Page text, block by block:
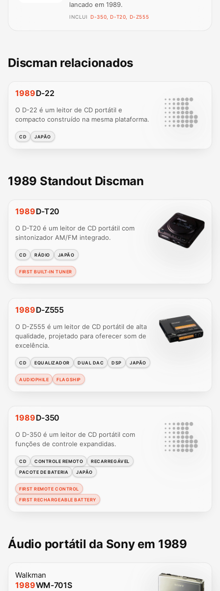
lancado em 1989.
INCLUI D-350, D-T20, D-Z555
Discman relacionados
1989D-22
O D-22 é um leitor de CD portátil e
compacto construído na mesma plataforma.
CD JAPÃO
1989 Standout Discman
1989D-T20
O D-T20 é um leitor de CD portátil com
sintonizador AM/FM integrado.
CD RÁDIO JAPÃO
FIRST BUILT-IN TUNER
1989D-Z555
O D-Z555 é um leitor de CD portátil de alta
qualidade, projetado para oferecer som de
excelência.
CD EQUALIZADOR DUAL DAC DSP JAPÃO
AUDIOPHILE FLAGSHIP
1989D-350
O D-350 é um leitor de CD portátil com
funções de controle expandidas.
CD CONTROLE REMOTO
RECARREGÁVEL
PACOTE DE BATERIA
JAPÃO
FIRST REMOTE CONTROL
FIRST RECHARGEABLE BATTERY
Áudio portátil da Sony em 1989
Walkman
1989WM-701S